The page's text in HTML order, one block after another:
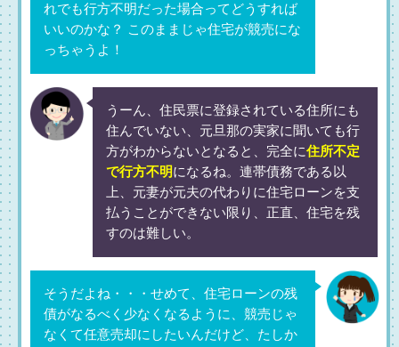
れでも行方不明だった場合ってどうすれば
いいのかな？ このままじゃ住宅が競売にな
っちゃうよ！
うーん、住民票に登録されている住所にも
住んでいない、元旦那の実家に聞いても行
方がわからないとなると、完全に住所不定
で行方不明になるね。連帯債務である以
上、元妻が元夫の代わりに住宅ローンを支
払うことができない限り、正直、住宅を残
すのは難しい。
そうだよね・・・せめて、住宅ローンの残
債がなるべく少なくなるように、競売じゃ
なくて任意売却にしたいんだけど、たしか